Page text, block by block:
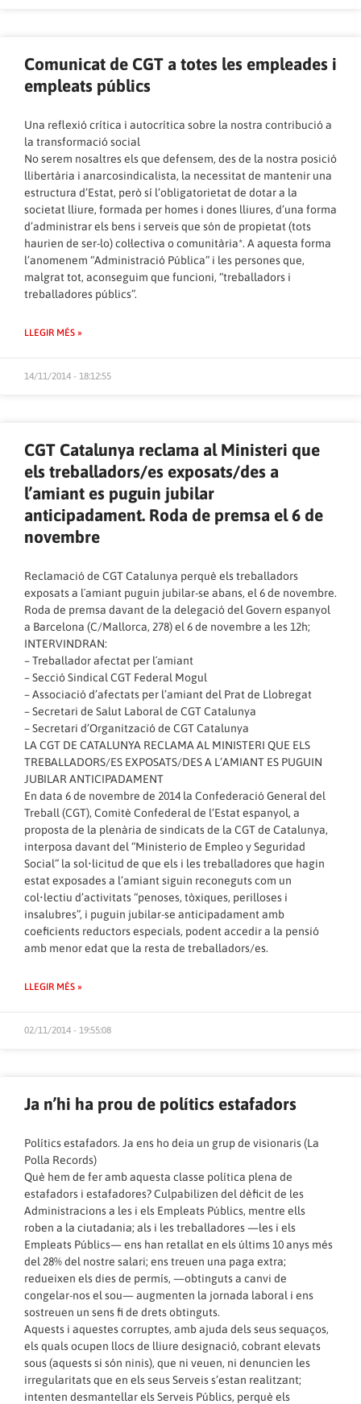
Comunicat de CGT a totes les empleades i
empleats públics
Una reflexió crítica i autocrítica sobre la nostra contribució a
la transformació social
No serem nosaltres els que defensem, des de la nostra posició
llibertària i anarcosindicalista, la necessitat de mantenir una
estructura d’Estat, però sí l’obligatorietat de dotar a la
societat lliure, formada per homes i dones lliures, d’una forma
d’administrar els bens i serveis que són de propietat (tots
haurien de ser-lo) col·lectiva o comunitària*. A aquesta forma
l’anomenem “Administració Pública” i les persones que,
malgrat tot, aconseguim que funcioni, “treballadors i
treballadores públics”.
LLEGIR MÉS »
14/11/2014 - 18:12:55
CGT Catalunya reclama al Ministeri que
els treballadors/es exposats/des a
l’amiant es puguin jubilar
anticipadament. Roda de premsa el 6 de
novembre
Reclamació de CGT Catalunya perquè els treballadors
exposats a l´amiant puguin jubilar-se abans, el 6 de novembre.
Roda de premsa davant de la delegació del Govern espanyol
a Barcelona (C/Mallorca, 278) el 6 de novembre a les 12h;
INTERVINDRAN:
– Treballador afectat per l´amiant
– Secció Sindical CGT Federal Mogul
– Associació d’afectats per l’amiant del Prat de Llobregat
– Secretari de Salut Laboral de CGT Catalunya
– Secretari d’Organització de CGT Catalunya
LA CGT DE CATALUNYA RECLAMA AL MINISTERI QUE ELS
TREBALLADORS/ES EXPOSATS/DES A L’AMIANT ES PUGUIN
JUBILAR ANTICIPADAMENT
En data 6 de novembre de 2014 la Confederació General del
Treball (CGT), Comitè Confederal de l’Estat espanyol, a
proposta de la plenària de sindicats de la CGT de Catalunya,
interposa davant del “Ministerio de Empleo y Seguridad
Social” la sol•licitud de que els i les treballadores que hagin
estat exposades a l’amiant siguin reconeguts com un
col•lectiu d’activitats “penoses, tòxiques, perilloses i
insalubres”, i puguin jubilar-se anticipadament amb
coeficients reductors especials, podent accedir a la pensió
amb menor edat que la resta de treballadors/es.
LLEGIR MÉS »
02/11/2014 - 19:55:08
Ja n’hi ha prou de polítics estafadors
Polítics estafadors. Ja ens ho deia un grup de visionaris (La
Polla Records)
Què hem de fer amb aquesta classe política plena de
estafadors i estafadores? Culpabilizen del dèficit de les
Administracions a les i els Empleats Públics, mentre ells
roben a la ciutadania; als i les treballadores —les i els
Empleats Públics— ens han retallat en els últims 10 anys més
del 28% del nostre salari; ens treuen una paga extra;
redueixen els dies de permís, —obtinguts a canvi de
congelar-nos el sou— augmenten la jornada laboral i ens
sostreuen un sens fi de drets obtinguts.
Aquests i aquestes corruptes, amb ajuda dels seus sequaços,
els quals ocupen llocs de lliure designació, cobrant elevats
sous (aquests si són ninis), que ni veuen, ni denuncien les
irregularitats que en els seus Serveis s’estan realitzant;
intenten desmantellar els Serveis Públics, perquè els